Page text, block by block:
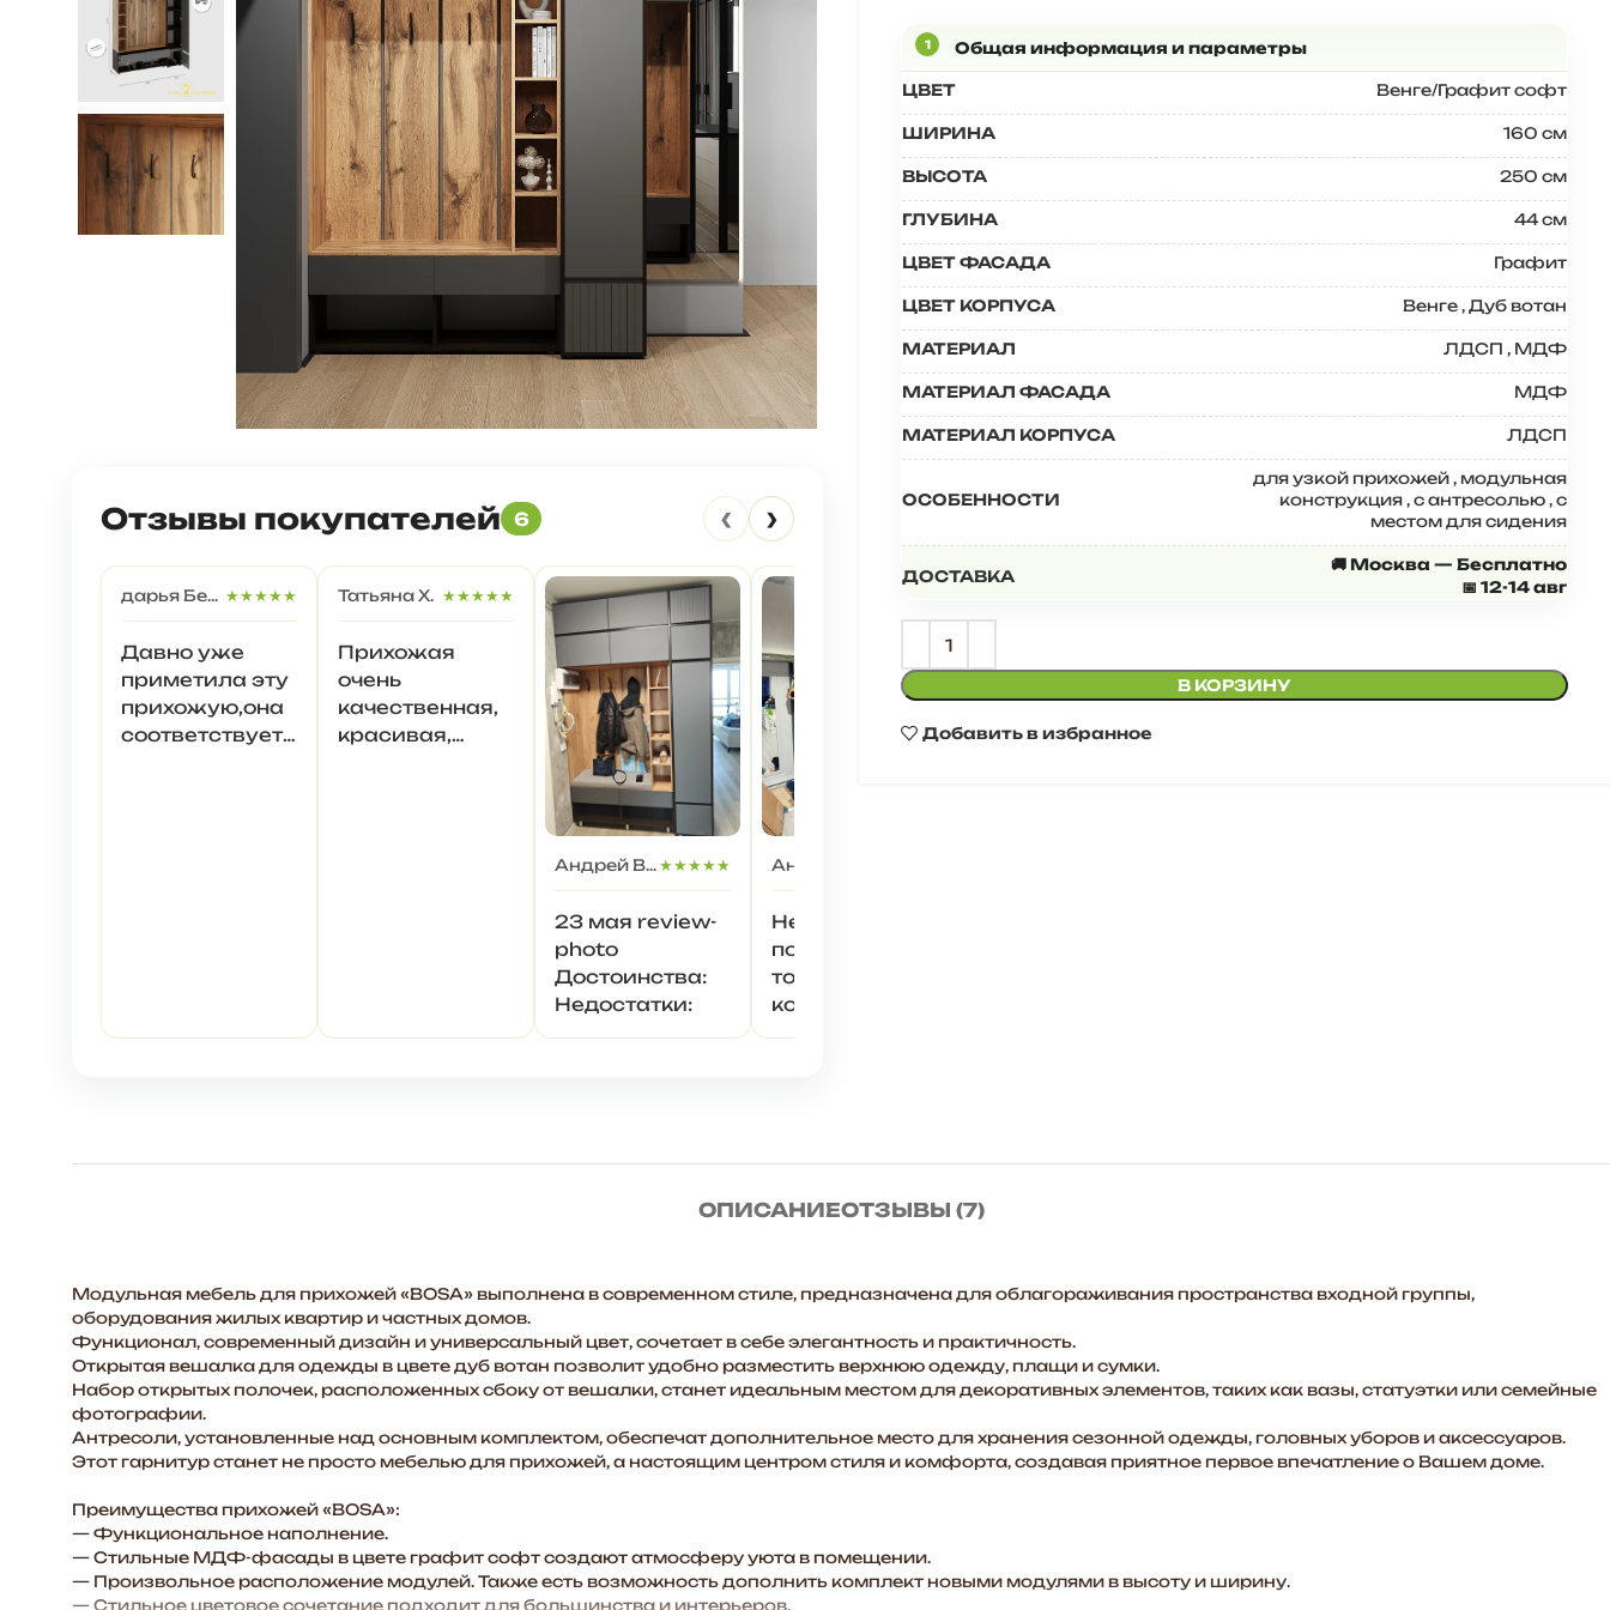
Отзывы покупателей 6 ‹ ›
дарья Безуглая ★★★★★
Давно уже
приметила эту
прихожую,она
соответствует
нашли у
Татьяна Х. ★★★★★
Прихожая
очень
качественная,
красивая,
Андрей Востриков★★★★★
23 мая review-
photo
Достоинства:
Недостатки:
Андрей И.
Не
понравилось
то, что много в
коробках
деревянной
дверной
ограничитель
на дверку
отсутствует на
дверке номер 2
слева
смягчитель
дверей.
Доставка
дней
заявленных.
ЦВЕТ Венге/Графит софт
ШИРИНА 160 см
ВЫСОТА 250 см
ГЛУБИНА 44 см
ЦВЕТ ФАСАДА Графит
ЦВЕТ КОРПУСА Венге,Дуб вотан
МАТЕРИАЛ ЛДСП , МДФ
МАТЕРИАЛ ФАСАДА МДФ
МАТЕРИАЛ КОРПУСА ЛДСП
ОСОБЕННОСТИ
для узкой прихожей, модульная
конструкция,с антресолью,с
местом для сидения
ДОСТАВКА
🚚 Москва — Бесплатно
📅 12-14 авг
В КОРЗИНУ
Добавить в избранное
ОПИСАНИЕОТЗЫВЫ (7)
Модульная мебель для прихожей «BOSA» выполнена в современном стиле, предназначена для облагораживания пространства входной группы,
оборудования жилых квартир и частных домов.
Функционал, современный дизайн и универсальный цвет, сочетает в себе элегантность и практичность.
Открытая вешалка для одежды в цвете дуб вотан позволит удобно разместить верхнюю одежду, плащи и сумки.
Набор открытых полочек, расположенных сбоку от вешалки, станет идеальным местом для декоративных элементов, таких как вазы, статуэтки или семейные
фотографии.
Антресоли, установленные над основным комплектом, обеспечат дополнительное место для хранения сезонной одежды, головных уборов и аксессуаров.
Этот гарнитур станет не просто мебелью для прихожей, а настоящим центром стиля и комфорта, создавая приятное первое впечатление о Вашем доме.
Преимущества прихожей «BOSA»:
— Функциональное наполнение.
— Стильные МДФ-фасады в цвете графит софт создают атмосферу уюта в помещении.
— Произвольное расположение модулей. Также есть возможность дополнить комплект новыми модулями в высоту и ширину.
— Стильное цветовое сочетание подходит для большинства и интерьеров.